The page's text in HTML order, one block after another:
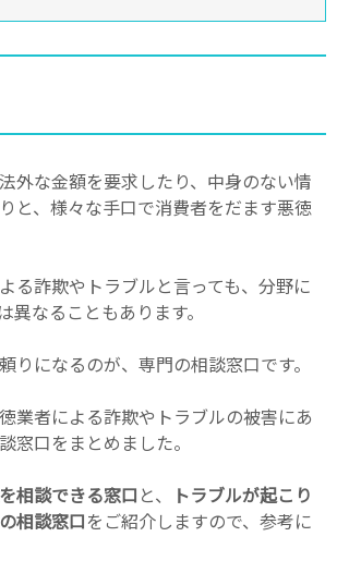
外な金額を要求したり、中身のない情
と、様々な手口で消費者をだます悪徳
る詐欺やトラブルと言っても、分野に
異なることもあります。
りになるのが、専門の相談窓口です。
業者による詐欺やトラブルの被害にあ
窓口をまとめました。
相談できる窓口 と、
トラブルが起こり
相談窓口をご紹介しますので、参考に